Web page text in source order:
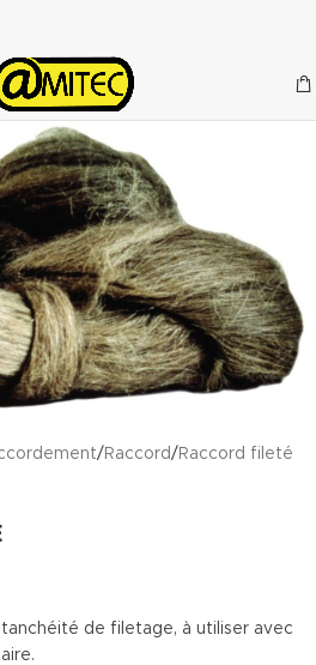
/ Raccord/ Raccord fileté
de filetage, à utiliser avec